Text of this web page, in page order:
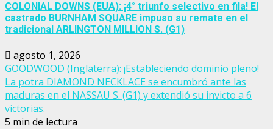
COLONIAL DOWNS (EUA): ¡4° triunfo selectivo en fila! El
castrado BURNHAM SQUARE impuso su remate en el
tradicional ARLINGTON MILLION S. (G1)
agosto 1, 2026
GOODWOOD (Inglaterra): ¡Estableciendo dominio pleno!
La potra DIAMOND NECKLACE se encumbró ante las
maduras en el NASSAU S. (G1) y extendió su invicto a 6
victorias.
5 min de lectura